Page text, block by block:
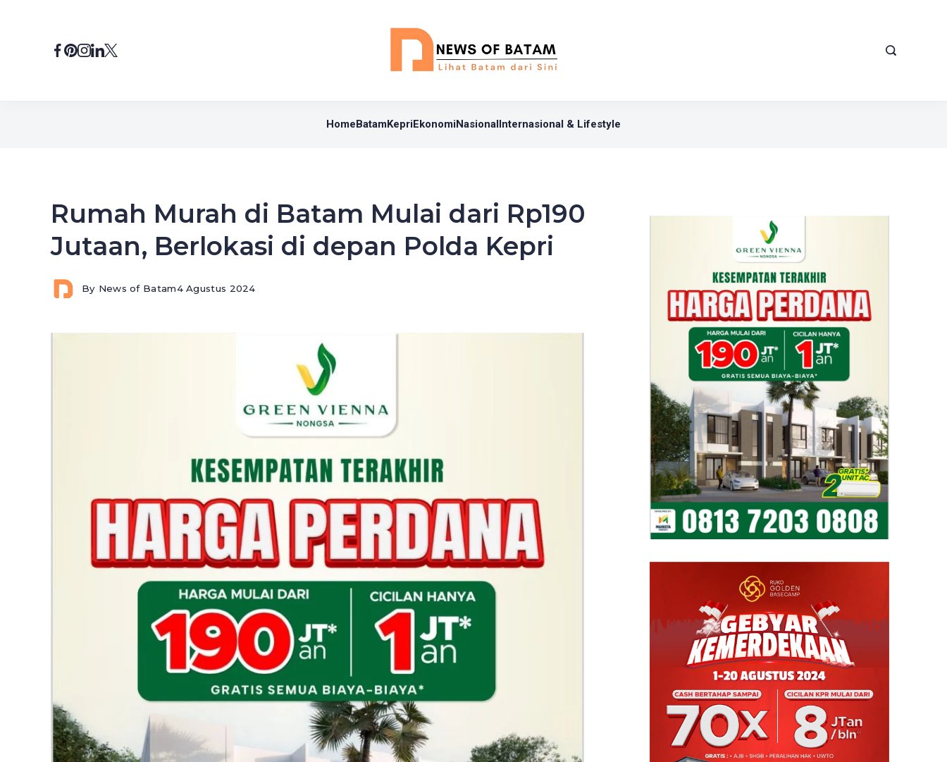
HomeBatamKepriEkonomiNasionalInternasional & Lifestyle
Rumah Murah di Batam Mulai dari Rp190
Jutaan, Berlokasi di depan Polda Kepri
By News of Batam4 Agustus 2024